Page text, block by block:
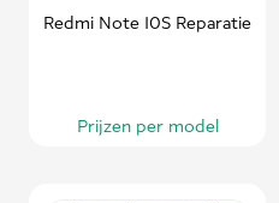
Redmi Note 10S Reparatie
Prijzen per model